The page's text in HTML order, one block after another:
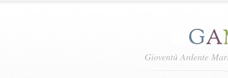
Gioventù Ardente